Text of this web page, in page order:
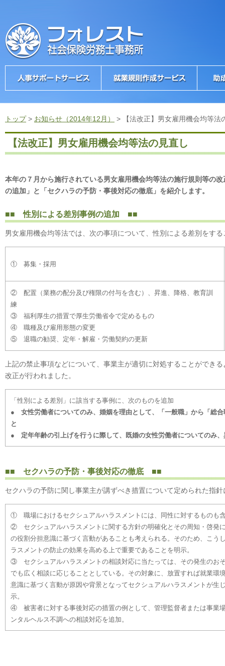
トップ> お知らせ（2014年12月） > 【法改正】男女雇用機会均等法
【法改正】男女雇用機会均等法の見直し
本年の７月から施行されている男女雇用機会均等法の施行規則等の
の追加」と「セクハラの予防・事後対応の徹底」を紹介します。
■■性別による差別事例の追加 ■■
男女雇用機会均等法では、次の事項について、性別による差別をす
① 募集・採用
② 配置（業務の配分及び権限の付与を含む）、昇進、降格、教育訓
練
③ 福利厚生の措置で厚生労働省令で定めるもの
④ 職種及び雇用形態の変更
⑤ 退職の勧奨、定年・解雇・労働契約の更新
上記の禁止事項などについて、事業主が適切に対処することができ
改正が行われました。
「性別による差別」に該当する事例に、次のものを追加
● 女性労働者についてのみ、婚姻を理由として、「一般職」から「総
と
● 定年年齢の引上げを行うに際して、既婚の女性労働者についてのみ
■■ セクハラの予防・事後対応の徹底 ■■
セクハラの予防に関し事業主が講ずべき措置について定められた指
① 職場におけるセクシュアルハラスメントには、同性に対するものも
② セクシュアルハラスメントに関する方針の明確化とその周知・啓発
の役割分担意識に基づく言動があることも考えられる。そのため、こう
ラスメントの防止の効果を高める上で重要であることを明示。
③ セクシュアルハラスメントの相談対応に当たっては、その発生のお
でも広く相談に応じることとしている。その対象に、放置すれば就業環
意識に基づく言動が原因や背景となってセクシュアルハラスメントが生
示。
④ 被害者に対する事後対応の措置の例として、管理監督者または事業
ンタルヘルス不調への相談対応を追加。